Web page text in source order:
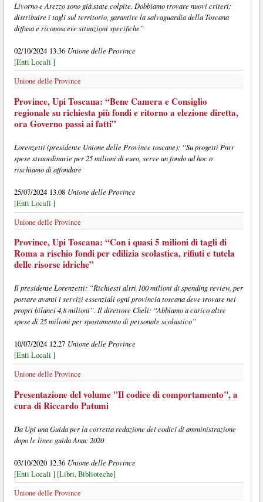
Livorno e Arezzo sono già state colpite. Dobbiamo trovare nuovi criteri:
distribuire i tagli sul territorio, garantire la salvaguardia della Toscana
diffusa e riconoscere situazioni specifiche”
02/10/2024 13.36 Unione delle Province
[Enti Locali ]
Unione delle Province
Province, Upi Toscana: “Bene Camera e Consiglio
regionale su richiesta più fondi e ritorno a elezione diretta,
ora Governo passi ai fatti”
Lorenzetti (presidente Unione delle Province toscane): “Su progetti Pnrr
spese straordinarie per 25 milioni di euro, serve un fondo ad hoc o
rischiamo di affondare
25/07/2024 13.08 Unione delle Province
[Enti Locali ]
Unione delle Province
Province, Upi Toscana: “Con i quasi 5 milioni di tagli di
Roma a rischio fondi per edilizia scolastica, rifiuti e tutela
delle risorse idriche”
Il presidente Lorenzetti: “Richiesti altri 100 milioni di spending review, per
portare avanti i servizi essenziali ogni provincia toscana deve trovare nei
propri bilanci 4,8 milioni”. Il direttore Cheli: “Abbiamo a carico altre
spese di 25 milioni per spostamento di personale scolastico”
10/07/2024 12.27 Unione delle Province
[Enti Locali ]
Unione delle Province
Presentazione del volume "Il codice di comportamento", a
cura di Riccardo Patumi
Da Upi una Guida per la corretta redazione dei codici di amministrazione
dopo le linee guida Anac 2020
03/10/2020 12.36 Unione delle Province
[Enti Locali ] [Libri, Biblioteche]
Unione delle Province